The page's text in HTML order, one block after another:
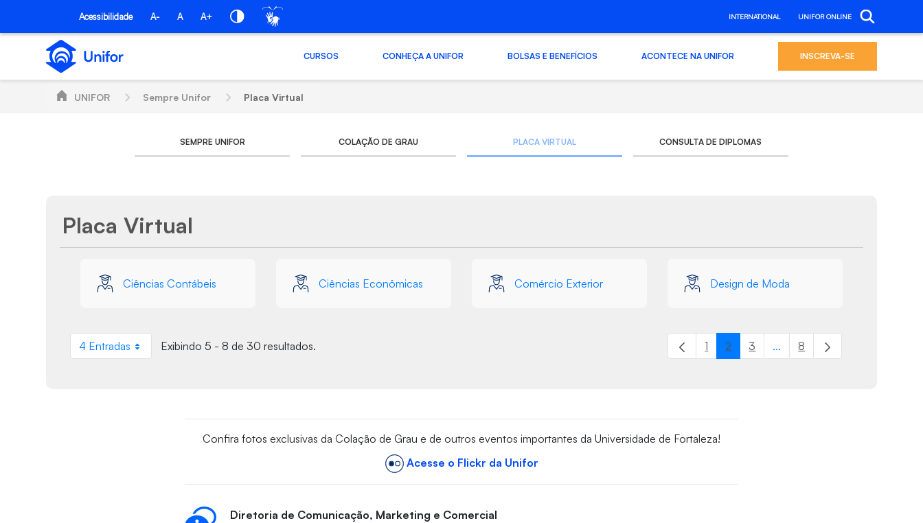
Pular para o Conteúdo principal
Acessibilidade A- A A+ INTERNATIONAL UNIFOR ONLINE
CURSOS CONHEÇA A UNIFOR BOLSAS E BENEFÍCIOS ACONTECE NA UNIFOR INSCREVA-SE
UNIFOR Sempre Unifor Placa Virtual
SEMPRE UNIFOR COLAÇÃO DE GRAU PLACA VIRTUAL CONSULTA DE DIPLOMAS
Placa Virtual
Ciências Contábeis
Ciências Econômicas Comércio Exterior Design de Moda
4 EntradasPor páginaExibindo 5 - 8 de 30 resultados. Página
1 Página
2 Página
3 ...Páginas intermediárias Usar
Página
8
Confira fotos exclusivas da Colação de Grau e de outros eventos importantes da Universidade de Fortaleza!
Acesse o Flickr da Unifor
Diretoria de Comunicação, Marketing e Comercial